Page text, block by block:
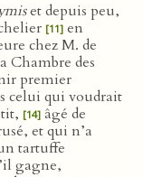
et depuis peu,
[11] en
chez M. de
Chambre des
premier
celui qui voudrait
[14] âgé de
et qui n’a
tartuffe
gagne,